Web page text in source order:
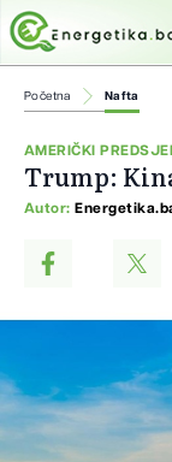
Početna Nafta
AMERIČKI
Trump:
Autor: